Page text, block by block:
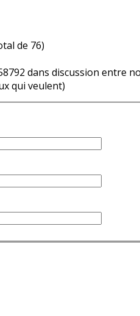
de 76)
dans discussion entre
qui veulent)